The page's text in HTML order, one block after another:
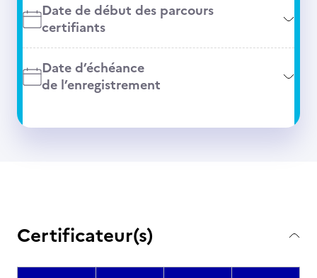
Date de début des parcours
certifiants
Date d’échéance
de l’enregistrement
Certificateur(s)